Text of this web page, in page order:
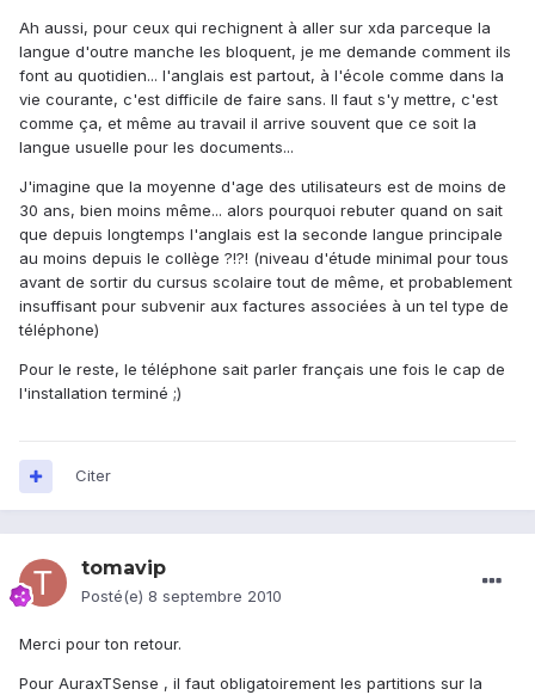
Ah aussi, pour ceux qui rechignent à aller sur xda parceque la
langue d'outre manche les bloquent, je me demande comment ils
font au quotidien... l'anglais est partout, à l'école comme dans la
vie courante, c'est difficile de faire sans. Il faut s'y mettre, c'est
comme ça, et même au travail il arrive souvent que ce soit la
langue usuelle pour les documents...
J'imagine que la moyenne d'age des utilisateurs est de moins de
30 ans, bien moins même... alors pourquoi rebuter quand on sait
que depuis longtemps l'anglais est la seconde langue principale
au moins depuis le collège ?!?! (niveau d'étude minimal pour tous
avant de sortir du cursus scolaire tout de même, et probablement
insuffisant pour subvenir aux factures associées à un tel type de
téléphone)
Pour le reste, le téléphone sait parler français une fois le cap de
l'installation terminé ;)
Citer
tomavip
Posté(e) 8 septembre 2010
Merci pour ton retour.
Pour AuraxTSense , il faut obligatoirement les partitions sur la